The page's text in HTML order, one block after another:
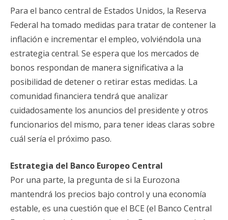
Para el banco central de Estados Unidos, la Reserva
Federal ha tomado medidas para tratar de contener la
inflación e incrementar el empleo, volviéndola una
estrategia central. Se espera que los mercados de
bonos respondan de manera significativa a la
posibilidad de detener o retirar estas medidas. La
comunidad financiera tendrá que analizar
cuidadosamente los anuncios del presidente y otros
funcionarios del mismo, para tener ideas claras sobre
cuál sería el próximo paso.
Estrategia del Banco Europeo Central
Por una parte, la pregunta de si la Eurozona
mantendrá los precios bajo control y una economía
estable, es una cuestión que el BCE (el Banco Central